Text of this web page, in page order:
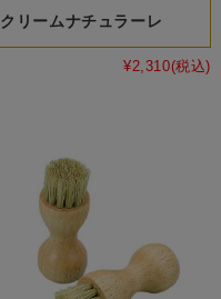
クリームナチュラーレ
¥2,310(税込)